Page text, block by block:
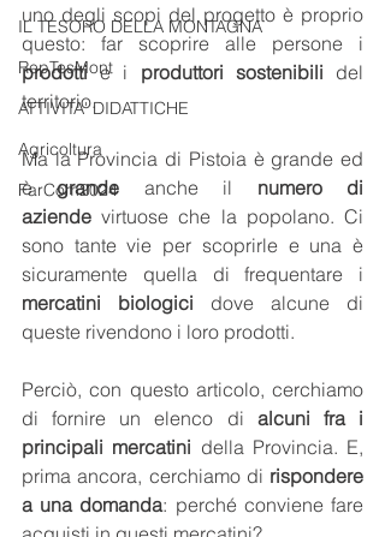
IL TESORO DELLA MONTAGNA
RepTesMont
ATTIVITA' DIDATTICHE
Agricoltura
FarCom2024
uno degli scopi del progetto è proprio
prodotti e i produttori sostenibili del
territorio.
Ma la Provincia di Pistoia è grande ed
è grande anche il numero di
aziende virtuose che la popolano. Ci
sono tante vie per scoprirle e una è
mercatini biologici dove alcune di
queste rivendono i loro prodotti.
Perciò, con questo articolo, cerchiamo
di fornire un elenco di alcuni fra i
principali mercatini della Provincia. E,
prima ancora, cerchiamo di rispondere
a una domanda: perché conviene fare